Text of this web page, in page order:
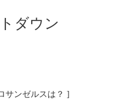
ダウン
サンゼルスは？ ]